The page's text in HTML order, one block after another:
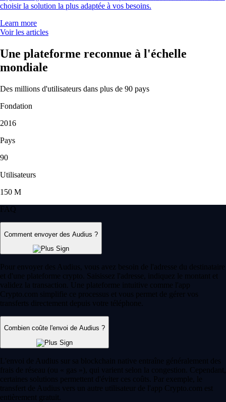
choisir la solution la plus adaptée à vos besoins.
Learn more
Voir les articles
Une plateforme reconnue à l'échelle
mondiale
Des millions d'utilisateurs dans plus de 90 pays
Fondation
2016
Pays
90
Utilisateurs
150 M
FAQ
Comment envoyer des Audius ?
Pour envoyer des Audius, vous avez besoin de l'adresse du destinataire
et d'une plateforme crypto. Saisissez l'adresse, indiquez le montant et
validez la transaction. Une plateforme intuitive comme l'app
Crypto.com simplifie ce processus et vous permet de gérer vos
transferts directement depuis votre téléphone.
Combien coûte l'envoi de Audius ?
L'envoi de Audius sur sa blockchain native entraîne généralement des
frais de réseau (ou « gas »), qui varient selon la congestion. Cependant,
certaines solutions permettent d'éviter ces coûts. Par exemple, le
transfert de Audius vers un autre utilisateur de l'app Crypto.com est
entièrement gratuit.